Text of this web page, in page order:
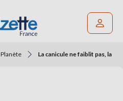
Planète La canicule ne faiblit pas, la